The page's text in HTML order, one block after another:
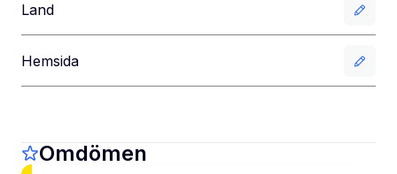
Land
Hemsida
Omdömen